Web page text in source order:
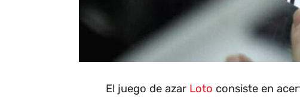
El juego de azar Loto consiste en